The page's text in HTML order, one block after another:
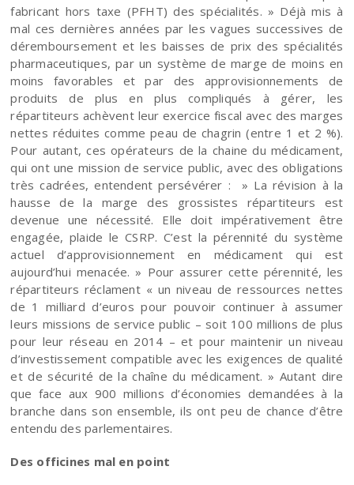
fabricant hors taxe (PFHT) des spécialités. » Déjà mis à
mal ces dernières années par les vagues successives de
déremboursement et les baisses de prix des spécialités
pharmaceutiques, par un système de marge de moins en
moins favorables et par des approvisionnements de
produits de plus en plus compliqués à gérer, les
répartiteurs achèvent leur exercice fiscal avec des marges
nettes réduites comme peau de chagrin (entre 1 et 2 %).
Pour autant, ces opérateurs de la chaine du médicament,
qui ont une mission de service public, avec des obligations
très cadrées, entendent persévérer : » La révision à la
hausse de la marge des grossistes répartiteurs est
devenue une nécessité. Elle doit impérativement être
engagée, plaide le CSRP. C’est la pérennité du système
actuel d’approvisionnement en médicament qui est
aujourd’hui menacée. » Pour assurer cette pérennité, les
répartiteurs réclament « un niveau de ressources nettes
de 1 milliard d’euros pour pouvoir continuer à assumer
leurs missions de service public – soit 100 millions de plus
pour leur réseau en 2014 – et pour maintenir un niveau
d’investissement compatible avec les exigences de qualité
et de sécurité de la chaîne du médicament. » Autant dire
que face aux 900 millions d’économies demandées à la
branche dans son ensemble, ils ont peu de chance d’être
entendu des parlementaires.
Des officines mal en point